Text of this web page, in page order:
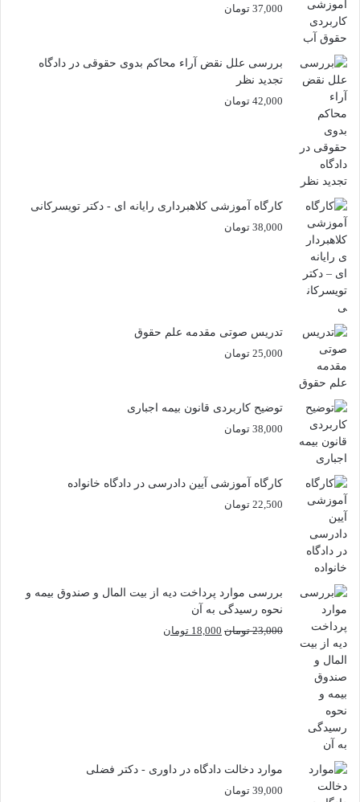
37,000 تومان
بررسی علل نقض آراء محاکم بدوی حقوقی در دادگاه
تجدید نظر
42,000 تومان
کارگاه آموزشی کلاهبرداری رایانه ای - دکتر تویسرکانی
38,000 تومان
تدریس صوتی مقدمه علم حقوق
25,000 تومان
توضیح کاربردی قانون بیمه اجباری
38,000 تومان
کارگاه آموزشی آیین دادرسی در دادگاه خانواده
22,500 تومان
بررسی موارد پرداخت دیه از بیت المال و صندوق بیمه و
نحوه رسیدگی به آن
23,000 تومان قیمت
18,000 تومان
موارد دخالت دادگاه در داوری - دکتر فضلی
39,000 تومان